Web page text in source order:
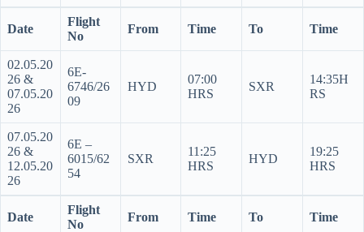
Date
Flight
No
From Time To Time
02.05.20
26 &
07.05.20
26
6E-
6746/26
09
HYD
07:00
HRS
SXR
14:35H
RS
07.05.20
26 &
12.05.20
26
6E –
6015/62
54
SXR
11:25
HRS
HYD
19:25
HRS
Date
Flight
No
From Time To Time